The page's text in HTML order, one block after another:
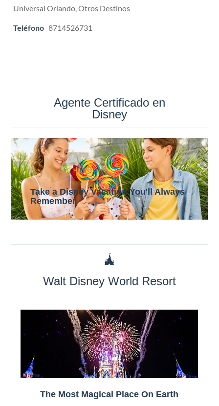
Universal Orlando, Otros Destinos
Teléfono 8714526731